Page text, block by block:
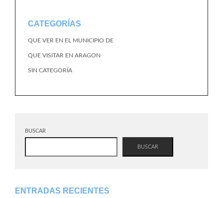
CATEGORÍAS
QUE VER EN EL MUNICIPIO DE
QUE VISITAR EN ARAGON
SIN CATEGORÍA
BUSCAR
BUSCAR
ENTRADAS RECIENTES